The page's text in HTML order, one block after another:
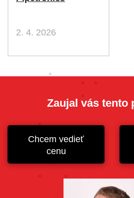
2. 4. 2026
Zaujal vás tento
Chcem vedieť
cenu